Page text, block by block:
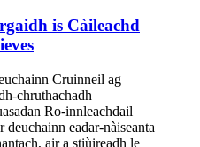
is Càileachd
Cruinneil ag
chruthachadh
Ro-innleachdail
eadar-nàiseanta
air a stiùireadh le